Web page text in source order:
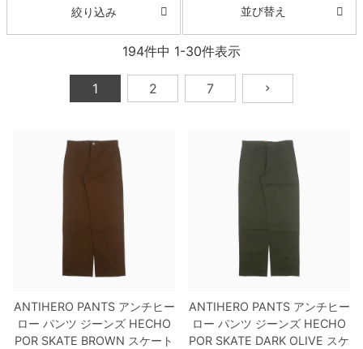
絞り込み 並び替え
194件中 1-30件表示
1 2 7
ANTIHERO PANTSアンチヒー
ロー パンツ ジーンズ HECHO
POR SKATE BROWN スケート
ANTIHERO PANTSアンチヒー
ロー パンツ ジーンズ HECHO
POR SKATE DARK OLIVE スケ
9.0inch以上
9.0inch以上
練習用アイテム（初心者におすすめ）
スケートケース・バッグ
キャップ
ソックス
サイズの測り方